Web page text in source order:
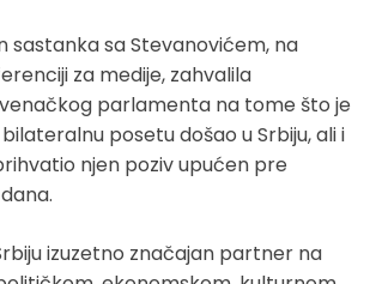
sastanka sa Stevanovićem, na
za medije, zahvalila
parlamenta na tome što je
posetu došao u Srbiju, ali i
njen poziv upućen pre
izuzetno značajan partner na